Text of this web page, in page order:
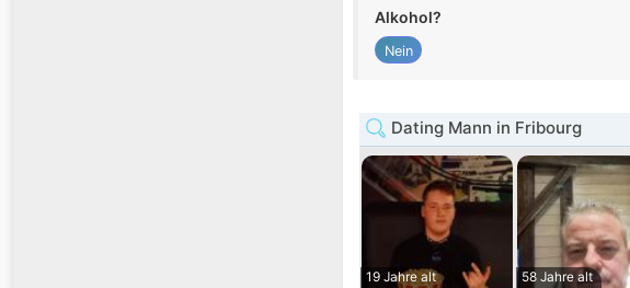
Alkohol?
Nein
Dating Mann in Fribourg
19 Jahre alt
58 Jahre alt